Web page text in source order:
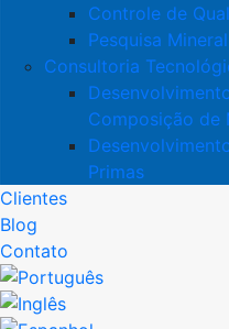
Controle de
Pesquisa Mineral
Consultoria
Composição de
Primas
Clientes
Blog
Contato